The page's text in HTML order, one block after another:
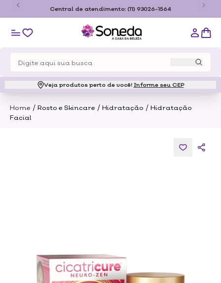
Central de atendimento: (11) 93026-1564
Veja produtos perto de você! Informe seu CEP
Home / Rosto e Skincare / Hidratação / Hidratação
Facial